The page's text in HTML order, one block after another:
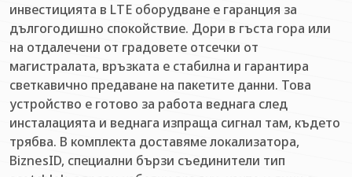
инвестицията в LTE оборудване е гаранция за
дългогодишно спокойствие. Дори в гъста гора или
на отдалечени от градовете отсечки от
магистралата, връзката е стабилна и гарантира
светкавично предаване на пакетите данни. Това
устройство е готово за работа веднага след
инсталацията и веднага изпраща сигнал там, където
трябва. В комплекта доставяме локализатора,
BiznesID, специални бързи съединители тип